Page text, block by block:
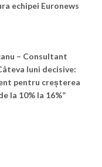
echipei Euronews
– Consultant
luni decisive:
pentru creșterea
la 10% la 16%”